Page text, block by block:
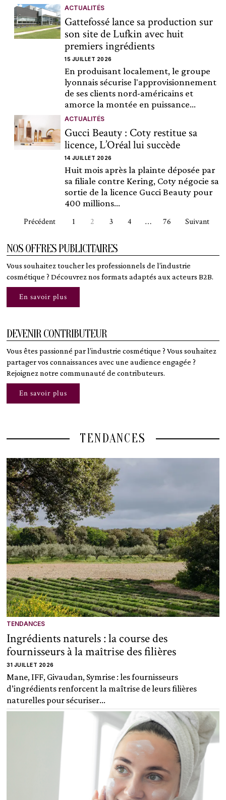
ACTUALITÉS
Gattefossé lance sa production sur
son site de Lufkin avec huit
premiers ingrédients
15 JUILLET 2026
En produisant localement, le groupe
lyonnais sécurise l'approvisionnement
de ses clients nord-américains et
amorce la montée en puissance...
ACTUALITÉS
Gucci Beauty : Coty restitue sa
licence, L’Oréal lui succède
14 JUILLET 2026
Huit mois après la plainte déposée par
sa filiale contre Kering, Coty négocie sa
sortie de la licence Gucci Beauty pour
400 millions...
Précédent
1 2 3 4 … 76 Suivant
NOS OFFRES PUBLICITAIRES
Vous souhaitez toucher les professionnels de l’industrie
cosmétique ? Découvrez nos formats adaptés aux acteurs B2B.
En savoir plus
DEVENIR CONTRIBUTEUR
Vous êtes passionné par l’industrie cosmétique ? Vous souhaitez
partager vos connaissances avec une audience engagée ?
Rejoignez notre communauté de contributeurs.
En savoir plus
TENDANCES
TENDANCES
Ingrédients naturels : la course des
fournisseurs à la maîtrise des filières
31 JUILLET 2026
Mane, IFF, Givaudan, Symrise : les fournisseurs
d’ingrédients renforcent la maîtrise de leurs filières
naturelles pour sécuriser...